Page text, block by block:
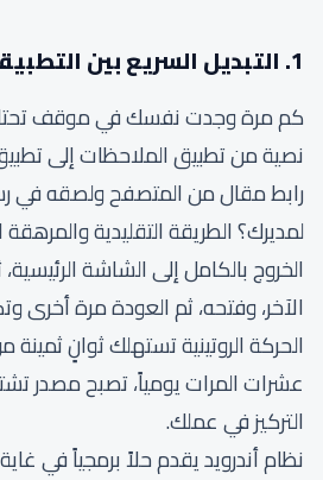
1. التبديل السريع بين التطبيقات
كم مرة وجدت نفسك في موقف
نصية من تطبيق الملاحظات إلى
رابط مقال من المتصفح ولصقه في
لمديرك؟ الطريقة التقليدية
الخروج بالكامل إلى الشاشة
الآخر، وفتحه، ثم العودة مرة أخرى
الحركة الروتينية تستهلك ثوانٍ
عشرات المرات يومياً، تصبح مصدر
التركيز في عملك.
نظام أندرويد يقدم حلاً برمجياً في